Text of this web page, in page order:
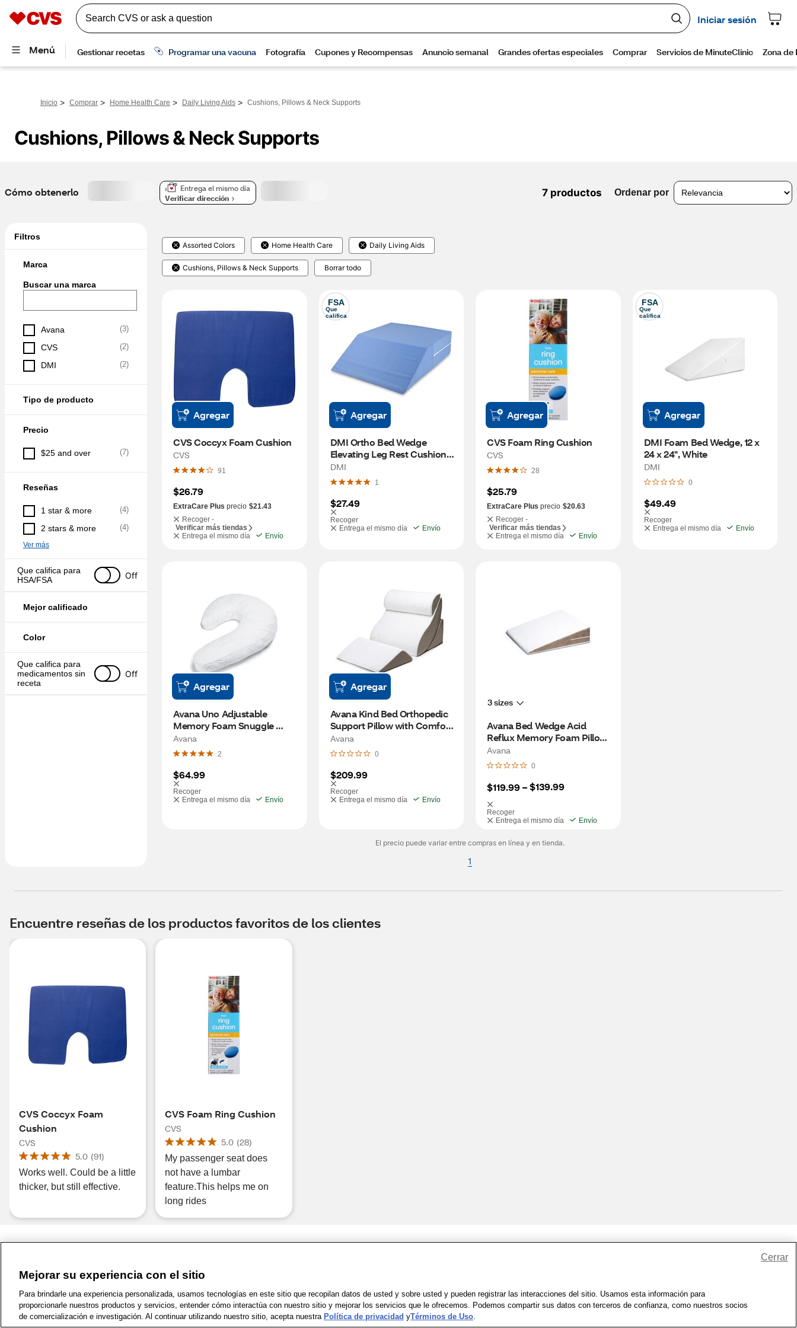
Inicio > Comprar > Home Health Care > Daily Living Aids > Cushions, Pillows & Neck Supports
Cushions, Pillows & Neck Supports
Cómo obtenerlo
Entrega el mismo día
Verificar dirección
7 productos Ordenar por
Filtros
Marca
Buscar una marca
Avana (3)
CVS (2)
DMI (2)
Tipo de producto
Precio
$25 and over (7)
Reseñas
1 star & more (4)
2 stars & more (4)
Ver más
Que califica para
HSA/FSA
Off
Mejor calificado
Color
Que califica para
medicamentos sin
receta
Off
Assorted Colors Home Health Care Daily Living Aids
Cushions, Pillows & Neck Supports Borrar todo
Agregar
CVS Coccyx Foam Cushion
CVS
91
$26.79
ExtraCare Plus precio $21.43
Recoger -
Verificar más tiendas
Entrega el mismo día
Envío
FSA
Que
califica
Agregar
DMI Ortho Bed Wedge
Elevating Leg Rest Cushion
Pillow, Blue, 6" x 20" x 24"
DMI
1
$27.49
Recoger
Entrega el mismo día
Envío
Agregar
CVS Foam Ring Cushion
CVS
28
$25.79
ExtraCare Plus precio $20.63
Recoger -
Verificar más tiendas
Entrega el mismo día
Envío
FSA
Que
califica
Agregar
DMI Foam Bed Wedge, 12 x
24 x 24", White
DMI
0
$49.49
Recoger
Entrega el mismo día
Envío
Agregar
Avana Uno Adjustable
Memory Foam Snuggle
Pillow for Side Sle
Avana
2
$64.99
Recoger
Entrega el mismo día
Envío
Agregar
Avana Kind Bed Orthopedic
Support Pillow with Comfort
Bamboo Cover
Avana
0
$209.99
Recoger
Entrega el mismo día
Envío
3 sizes
Avana Bed Wedge Acid
Reflux Memory Foam Pillow,
Queen
Avana
0
$119.99 – $139.99
Recoger
Entrega el mismo día
Envío
El precio puede variar entre compras en línea y en tienda.
1
Encuentre reseñas de los productos favoritos de los clientes
CVS Coccyx Foam
Cushion
CVS
5.0 (91)
Works well. Could be a little
thicker, but still effective.
CVS Foam Ring Cushion
CVS
5.0 (28)
My passenger seat does
not have a lumbar
feature.This helps me on
long rides
1-800-679-9691 | Contáctenos | Términos de Uso | Accesibilidad | Política de Privacidad | WA Privacy Policy | Mapa del sitio | Zona de Bienestar | © 1999 - 2026 CVS.com
Mejorar su experiencia con el sitio
Para brindarle una experiencia personalizada, usamos tecnologías en este sitio que recopilan datos de usted y sobre usted y pueden registrar las interacciones del sitio. Usamos esta información para
proporcionarle nuestros productos y servicios, entender cómo interactúa con nuestro sitio y mejorar los servicios que le ofrecemos. Podemos compartir sus datos con terceros de confianza, como nuestros socios
de comercialización e investigación. Al continuar utilizando nuestro sitio, acepta nuestra Política de privacidad yTérminos de Uso.
Cerrar